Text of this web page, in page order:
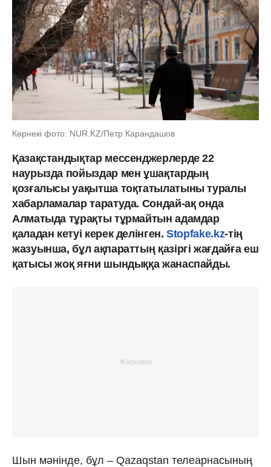
Көрнекі фото: NUR.KZ/Петр Карандашов
Қазақстандықтар мессенджерлерде 22
наурызда пойыздар мен ұшақтардың
қозғалысы уақытша тоқтатылатыны туралы
хабарламалар таратуда. Сондай-ақ онда
Алматыда тұрақты тұрмайтын адамдар
қаладан кетуі керек делінген.Stopfake.kz-тің
жазуынша, бұл ақпараттың қазіргі жағдайға еш
қатысы жоқ яғни шындыққа жанаспайды.
Шын мәнінде, бұл – Qazaqstan телеарнасының